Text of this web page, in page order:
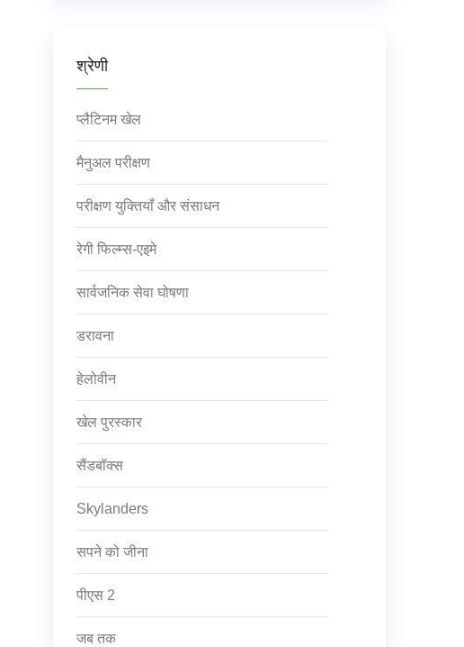
श्रेणी
प्लैटिनम खेल
मैनुअल परीक्षण
परीक्षण युक्तियाँ और संसाधन
रेगी फिल्म्स-एइमे
सार्वजनिक सेवा घोषणा
डरावना
हेलोवीन
खेल पुरस्कार
सैंडबॉक्स
Skylanders
सपने को जीना
पीएस 2
जब तक